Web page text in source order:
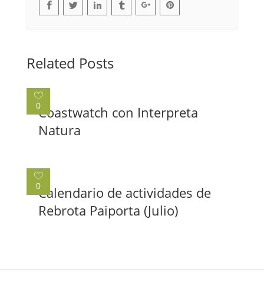
Related Posts
0Coastwatch con Interpreta
Natura
0Calendario de actividades de
Rebrota Paiporta (Julio)